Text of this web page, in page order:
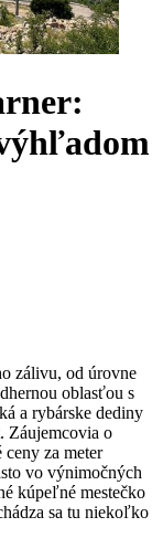
zálivu, od úrovne
oblasťou s
a rybárske dediny
Záujemcovia o
za meter
vo výnimočných
kúpeľné mestečko
sa tu niekoľko